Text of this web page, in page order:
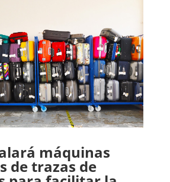
máquinas
de trazas de